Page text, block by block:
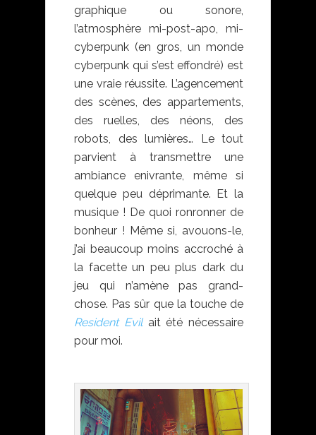
graphique ou sonore,
l’atmosphère mi-post-apo, mi-
cyberpunk (en gros, un monde
cyberpunk qui s’est effondré) est
une vraie réussite. L’agencement
des scènes, des appartements,
des ruelles, des néons, des
robots, des lumières… Le tout
parvient à transmettre une
ambiance enivrante, même si
quelque peu déprimante. Et la
musique ! De quoi ronronner de
bonheur ! Même si, avouons-le,
j’ai beaucoup moins accroché à
la facette un peu plus dark du
jeu qui n’amène pas grand-
chose. Pas sûr que la touche de
Resident Evilait été nécessaire
pour moi.